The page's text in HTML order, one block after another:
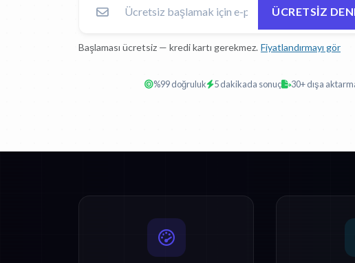
ÜCRETSIZ
Başlaması ücretsiz — kredi kartı gerekmez. Fiyatlandırmayı gör
%99 doğruluk 5 dakikada sonuç 30+ dışa